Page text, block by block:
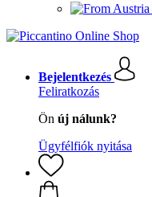
Bejelentkezés
Feliratkozás
Ön új nálunk?
Ügyfélfiók nyitása